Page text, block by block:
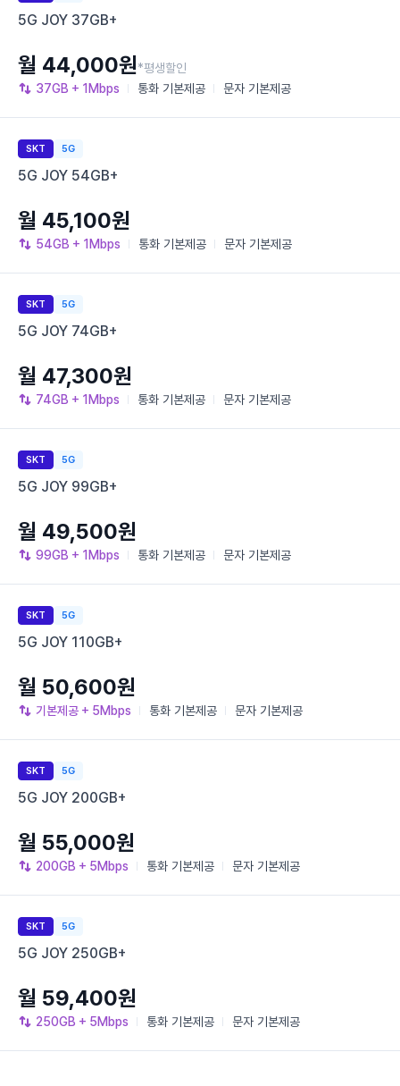
5G JOY 37GB+
37GB + 1Mbps 통화 기본제공 문자 기본제공
월 44,000원*평생할인
SKT 5G
5G JOY 54GB+
54GB + 1Mbps 통화 기본제공 문자 기본제공
월 45,100원
SKT 5G
5G JOY 74GB+
74GB + 1Mbps 통화 기본제공 문자 기본제공
월 47,300원
SKT 5G
5G JOY 99GB+
99GB + 1Mbps 통화 기본제공 문자 기본제공
월 49,500원
SKT 5G
5G JOY 110GB+
기본제공 + 5Mbps 통화 기본제공 문자 기본제공
월 50,600원
SKT 5G
5G JOY 200GB+
200GB + 5Mbps 통화 기본제공 문자 기본제공
월 55,000원
SKT 5G
5G JOY 250GB+
250GB + 5Mbps 통화 기본제공 문자 기본제공
월 59,400원